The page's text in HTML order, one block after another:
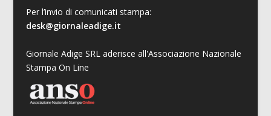
Per l’invio di comunicati stampa:
desk@giornaleadige.it
Giornale Adige SRL aderisce all'Associazione Nazionale
Stampa On Line